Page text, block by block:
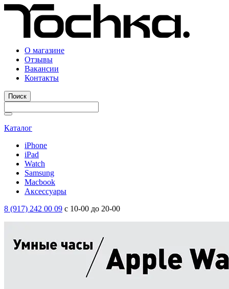
О магазине
Отзывы
Вакансии
Контакты
Поиск
Каталог
iPhone
iPad
Watch
Samsung
Macbook
Аксессуары
8 (917) 242 00 09 с 10-00 до 20-00